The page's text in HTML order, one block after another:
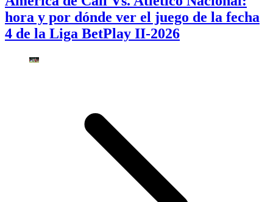
hora y por dónde ver el juego de la fecha
4 de la Liga BetPlay II-2026